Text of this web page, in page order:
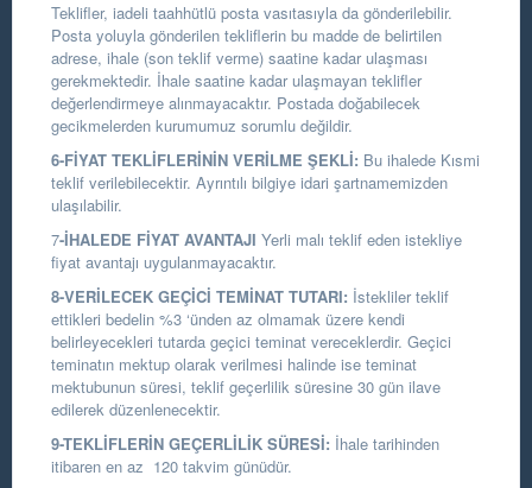
Teklifler, iadeli taahhütlü posta vasıtasıyla da gönderilebilir.
Posta yoluyla gönderilen tekliflerin bu madde de belirtilen
adrese, ihale (son teklif verme) saatine kadar ulaşması
gerekmektedir. İhale saatine kadar ulaşmayan teklifler
değerlendirmeye alınmayacaktır. Postada doğabilecek
gecikmelerden kurumumuz sorumlu değildir.
6-FİYAT TEKLİFLERİNİN VERİLME ŞEKLİ: Bu ihalede Kısmi
teklif verilebilecektir. Ayrıntılı bilgiye idari şartnamemizden
ulaşılabilir.
7-İHALEDE FİYAT AVANTAJI Yerli malı teklif eden istekliye
fiyat avantajı uygulanmayacaktır.
8-VERİLECEK GEÇİCİ TEMİNAT TUTARI: İstekliler teklif
ettikleri bedelin %3 ‘ünden az olmamak üzere kendi
belirleyecekleri tutarda geçici teminat vereceklerdir. Geçici
teminatın mektup olarak verilmesi halinde ise teminat
mektubunun süresi, teklif geçerlilik süresine 30 gün ilave
edilerek düzenlenecektir.
9-TEKLİFLERİN GEÇERLİLİK SÜRESİ: İhale tarihinden
itibaren en az 120 takvim günüdür.